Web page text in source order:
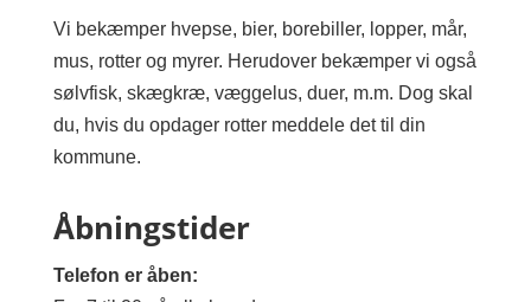
Vi bekæmper hvepse, bier, borebiller, lopper, mår,
mus, rotter og myrer. Herudover bekæmper vi også
sølvfisk, skægkræ, væggelus, duer, m.m. Dog skal
du, hvis du opdager rotter meddele det til din
kommune.
Åbningstider
Telefon er åben: